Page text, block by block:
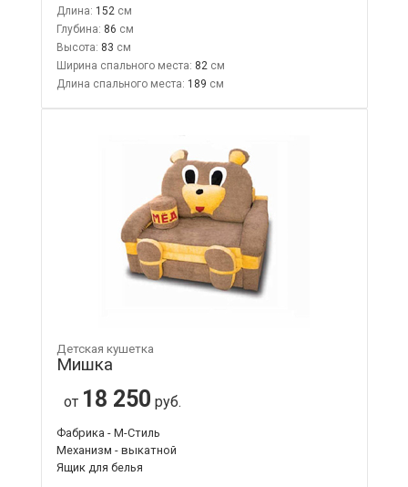
Длина: 152
Глубина: 86
Высота: 83
Ширина спального места: 82
Длина спального места: 189
Детская кушетка
Мишка
от 18 250 руб.
Фабрика - М-Стиль
Механизм - выкатной
Ящик для белья